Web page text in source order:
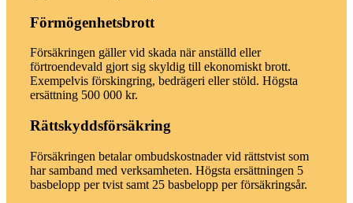
Förmögenhetsbrott
Försäkringen gäller vid skada när anställd eller
förtroendevald gjort sig skyldig till ekonomiskt brott.
Exempelvis förskingring, bedrägeri eller stöld. Högsta
ersättning 500 000 kr.
Rättskyddsförsäkring
Försäkringen betalar ombudskostnader vid rättstvist som
har samband med verksamheten. Högsta ersättningen 5
basbelopp per tvist samt 25 basbelopp per försäkringsår.